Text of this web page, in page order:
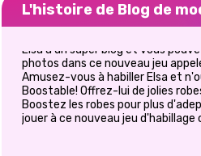
L'histoire de Blog de
Elsa a un super blog et vous
photos dans ce nouveau jeu
Amusez-vous à habiller Elsa et
Boostable! Offrez-lui de jolies
Boostez les robes pour plus
jouer à ce nouveau jeu d'habillage